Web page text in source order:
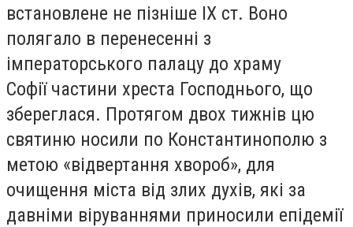
встановлене не пізніше ІХ ст. Воно
полягало в перенесенні з
імператорського палацу до храму
Софії частини хреста Господнього, що
збереглася. Протягом двох тижнів цю
святиню носили по Константинополю з
метою «відвертання хвороб», для
очищення міста від злих духів, які за
давніми віруваннями приносили епідемії